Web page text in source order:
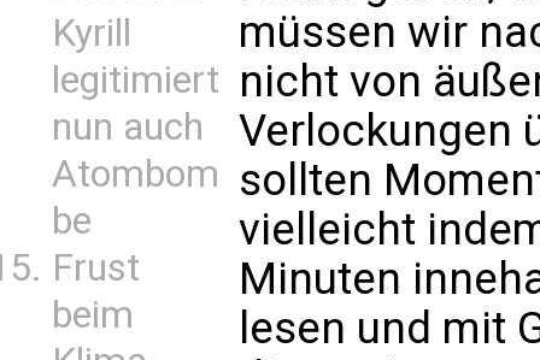
Kyrill
legitimiert
nun auch
Atombom
be
Frust
beim
müssen wir
nicht von
Verlockungen
sollten
vielleicht
Minuten
lesen und mit